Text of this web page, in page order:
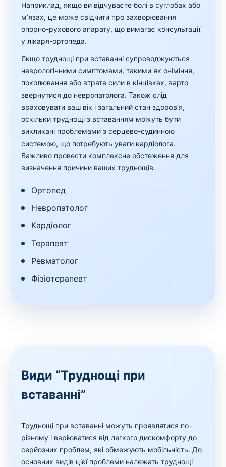
Наприклад, якщо ви відчуваєте болі в суглобах або
м’язах, це може свідчити про захворювання
опорно-рухового апарату, що вимагає консультації
у лікаря-ортопеда.
Якщо труднощі при вставанні супроводжуються
неврологічними симптомами, такими як оніміння,
поколювання або втрата сили в кінцівках, варто
звернутися до невропатолога. Також слід
враховувати ваш вік і загальний стан здоров’я,
оскільки труднощі з вставанням можуть бути
викликані проблемами з серцево-судинною
системою, що потребують уваги кардіолога.
Важливо провести комплексне обстеження для
визначення причини ваших труднощів.
Ортопед
Невропатолог
Кардіолог
Терапевт
Ревматолог
Фізіотерапевт
Види “Труднощі при
вставанні”
Труднощі при вставанні можуть проявлятися по-
різному і варіюватися від легкого дискомфорту до
серйозних проблем, які обмежують мобільність. До
основних видів цієї проблеми належать труднощі